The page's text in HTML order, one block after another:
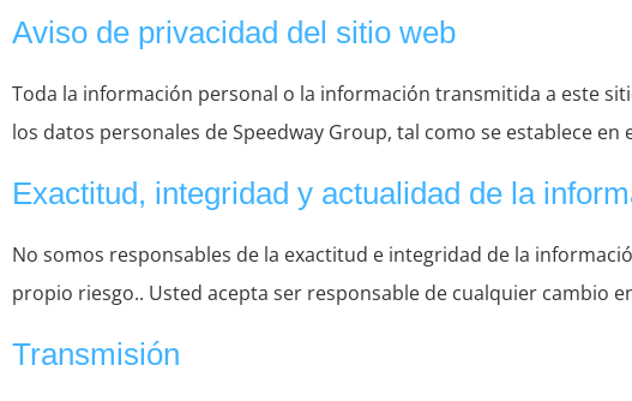
Aviso de privacidad del sitio web
Toda la información personal o la información transmitida a este
los datos personales de Speedway Group, tal como se establece en
Exactitud, integridad y actualidad de la
No somos responsables de la exactitud e integridad de la
propio riesgo.. Usted acepta ser responsable de cualquier cambio
Transmisión